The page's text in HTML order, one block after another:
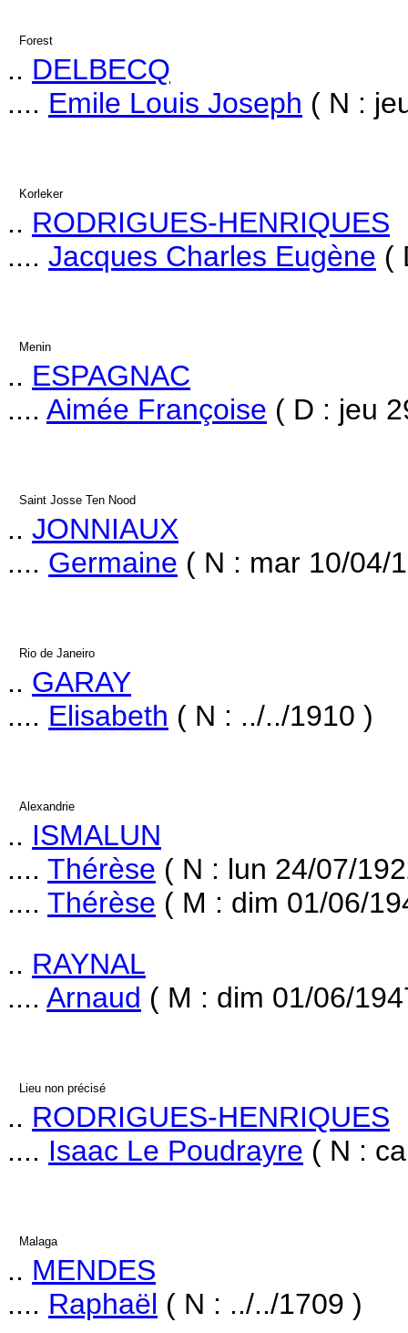
Forest
.. DELBECQ
.... Emile Louis Joseph ( N :
Korleker
.. RODRIGUES-HENRIQUES
.... Jacques Charles Eugène (
Menin
.. ESPAGNAC
.... Aimée Françoise ( D : jeu
Saint Josse Ten Nood
.. JONNIAUX
.... Germaine ( N : mar 10/04/
Rio de Janeiro
.. GARAY
.... Elisabeth ( N : ../../1910 )
Alexandrie
.. ISMALUN
.... Thérèse ( N : lun 24/07/
.... Thérèse ( M : dim 01/06/
.. RAYNAL
.... Arnaud ( M : dim 01/06/
Lieu non précisé
.. RODRIGUES-HENRIQUES
.... Isaac Le Poudrayre ( N :
Malaga
.. MENDES
.... Raphaël ( N : ../../1709 )